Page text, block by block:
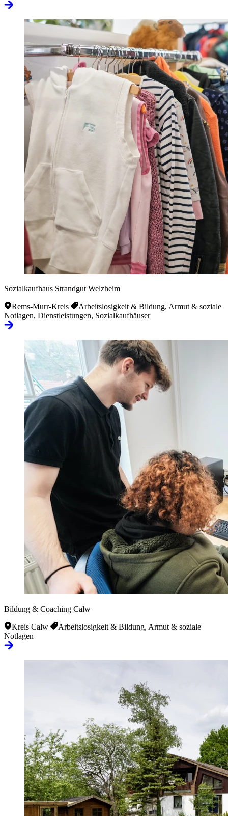
Sozialkaufhaus Strandgut Welzheim
Rems-Murr-Kreis
Arbeitslosigkeit & Bildung, Armut & soziale
Notlagen, Dienstleistungen, Sozialkaufhäuser
Bildung & Coaching Calw
Kreis Calw
Arbeitslosigkeit & Bildung, Armut & soziale
Notlagen